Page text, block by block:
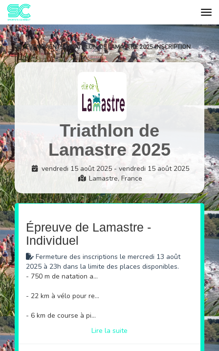
Cookies management panel
EVÉNEMENTS TRIATHLON DE LAMASTRE 2025 INSCRIPTION
Triathlon de
Lamastre 2025
vendredi 15 août 2025 - vendredi 15 août 2025
Lamastre, France
Épreuve de Lamastre -
Individuel
Fermeture des inscriptions le mercredi 13 août
2025 à 23h dans la limite des places disponibles.
- 750 m de natation au Lac des Collanges (Les Nonières)
- 22 km à vélo pour rejoindre Lamastre
- 6 km de course à pied au bord de la Sumène (Lamastre)
Lire la suite